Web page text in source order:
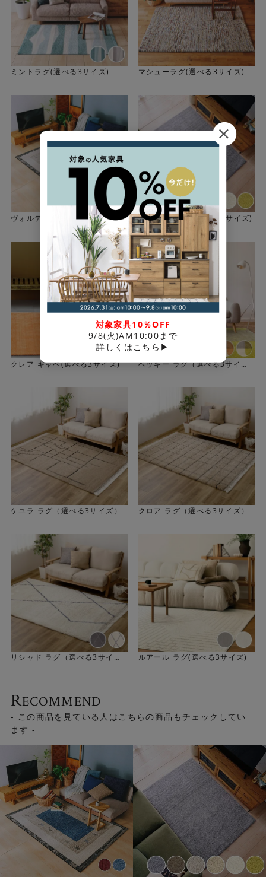
シンプルな幾何学調のデザインです。シンプル過ぎず、程
よいアクセントがあるラグはインテリアのテイストを選ば
ず使えます。北欧インテリアにもピッタリです。
さらりとしたソフトな肌触り
さらりとしたソフトな肌触りが心地よいツイスト糸を使っ
ています。中材にウレタンを使用しているのでフカフカと
したクッション性があります。マンションなどで気になる
生活音も軽減してくれます。
ミントラグ(選べる3サイズ) マシューラグ(選べる3サイズ)
ヴォルテラグ(選べる7サイズ) ジャスパーラグ(選べる7サイズ)
クレア ギャベ(選べる3サイズ)
ベッキー ラグ（選べる3サイ
ケユラ ラグ（選べる3サイズ） クロア ラグ（選べる3サイズ）
リシャド ラグ（選べる3サイ
ルアール ラグ(選べる3サイズ)
RECOMMEND
- この商品を見ている人はこちらの商品もチェックしてい
ます -
対象家具10％OFF
9/8(火)AM10:00まで
詳しくはこちら▶